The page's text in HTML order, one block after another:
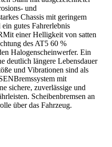
und
Chassis mit geringem
gutes Fahrerlebnis
einer Helligkeit von satten
des AT5 60 %
Halogenscheinwerfer. Ein
deutlich längere Lebensdauer
und Vibrationen sind als
mit
sichere, zuverlässige und
Scheibenbremsen an
über das Fahrzeug.